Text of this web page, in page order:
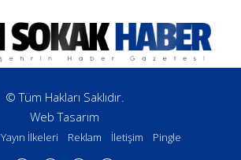
© Tüm Hakları Saklıdır.
Web Tasarım
Yayın İlkeleri Reklam İletişim Pingle